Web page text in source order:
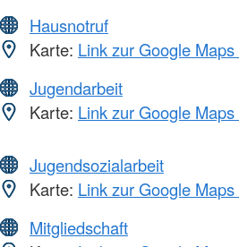
Hausnotruf
Karte: Link zur Google
Jugendarbeit
Karte: Link zur Google
Jugendsozialarbeit
Karte: Link zur Google
Mitgliedschaft